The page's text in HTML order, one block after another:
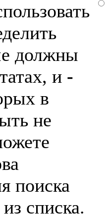
должны
и -
в
не
поиска
списка.